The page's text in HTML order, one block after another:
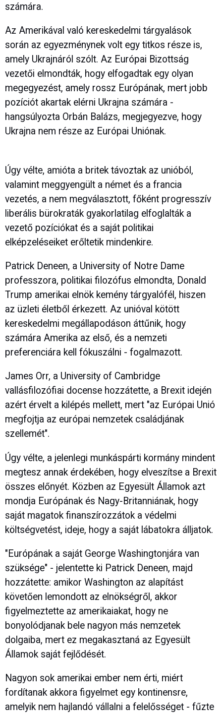
számára.
Az Amerikával való kereskedelmi tárgyalások
során az egyezménynek volt egy titkos része is,
amely Ukrajnáról szólt. Az Európai Bizottság
vezetői elmondták, hogy elfogadtak egy olyan
megegyezést, amely rossz Európának, mert jobb
pozíciót akartak elérni Ukrajna számára -
hangsúlyozta Orbán Balázs, megjegyezve, hogy
Ukrajna nem része az Európai Uniónak.
Úgy vélte, amióta a britek távoztak az unióból,
valamint meggyengült a német és a francia
vezetés, a nem megválasztott, főként progresszív
liberális bürokraták gyakorlatilag elfoglalták a
vezető pozíciókat és a saját politikai
elképzeléseiket erőltetik mindenkire.
Patrick Deneen, a University of Notre Dame
professzora, politikai filozófus elmondta, Donald
Trump amerikai elnök kemény tárgyalófél, hiszen
az üzleti életből érkezett. Az unióval kötött
kereskedelmi megállapodáson áttűnik, hogy
számára Amerika az első, és a nemzeti
preferenciára kell fókuszálni - fogalmazott.
James Orr, a University of Cambridge
vallásfilozófiai docense hozzátette, a Brexit idején
azért érvelt a kilépés mellett, mert "az Európai Unió
megfojtja az európai nemzetek családjának
szellemét".
Úgy vélte, a jelenlegi munkáspárti kormány mindent
megtesz annak érdekében, hogy elveszítse a Brexit
összes előnyét. Közben az Egyesült Államok azt
mondja Európának és Nagy-Britanniának, hogy
saját magatok finanszírozzátok a védelmi
költségvetést, ideje, hogy a saját lábatokra álljatok.
"Európának a saját George Washingtonjára van
szüksége" - jelentette ki Patrick Deneen, majd
hozzátette: amikor Washington az alapítást
követően lemondott az elnökségről, akkor
figyelmeztette az amerikaiakat, hogy ne
bonyolódjanak bele nagyon más nemzetek
dolgaiba, mert ez megakasztaná az Egyesült
Államok saját fejlődését.
Nagyon sok amerikai ember nem érti, miért
fordítanak akkora figyelmet egy kontinensre,
amelyik nem hajlandó vállalni a felelősséget - fűzte